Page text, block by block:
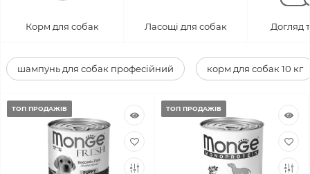
Корм для собак Ласощі для собак Догляд
шампунь для собак професійний корм для собак 10 кг
ТОП ПРОДАЖІВ ТОП ПРОДАЖІВ